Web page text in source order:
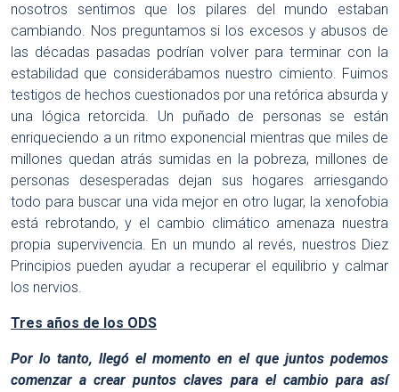
nosotros sentimos que los pilares del mundo estaban
cambiando. Nos preguntamos si los excesos y abusos de
las décadas pasadas podrían volver para terminar con la
estabilidad que considerábamos nuestro cimiento. Fuimos
testigos de hechos cuestionados por una retórica absurda y
una lógica retorcida. Un puñado de personas se están
enriqueciendo a un ritmo exponencial mientras que miles de
millones quedan atrás sumidas en la pobreza, millones de
personas desesperadas dejan sus hogares arriesgando
todo para buscar una vida mejor en otro lugar, la xenofobia
está rebrotando, y el cambio climático amenaza nuestra
propia supervivencia. En un mundo al revés, nuestros Diez
Principios pueden ayudar a recuperar el equilibrio y calmar
los nervios.
Tres años de los ODS
Por lo tanto, llegó el momento en el que juntos podemos
comenzar a crear puntos claves para el cambio para así